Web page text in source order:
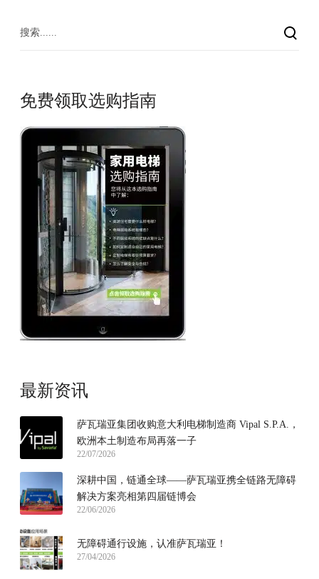
免费领取选购指南
最新资讯
萨瓦瑞亚集团收购意大利电梯制造商 Vipal S.P.A.，
欧洲本土制造布局再落一子
22/07/2026
深耕中国，链通全球——萨瓦瑞亚携全链路无障碍
解决方案亮相第四届链博会
22/06/2026
无障碍通行设施，认准萨瓦瑞亚！
27/04/2026